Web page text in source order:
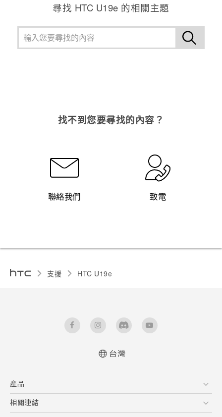
尋找 HTC U19e 的相關主題
找不到您要尋找的內容？
聯絡我們 致電
支援 HTC U19e‎
User manual
台灣
產品
5G
相關連結